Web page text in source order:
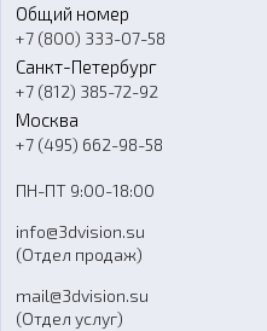
Программное обеспечение
Ремонт и услуги
О компании
Контакты
Гос. закупки
Стать дилером
Блог
FAQ
Общий номер
+7 (800) 333-07-58
Санкт-Петербург
+7 (812) 385-72-92
Москва
+7 (495) 662-98-58
ПН-ПТ 9:00-18:00
info@3dvision.su
(Отдел продаж)
mail@3dvision.su
(Отдел услуг)